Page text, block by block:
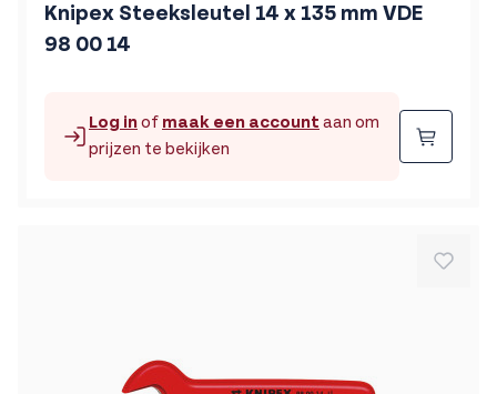
Knipex Steeksleutel 14 x 135 mm VDE
98 00 14
Log inof maak een account aan om
prijzen te bekijken